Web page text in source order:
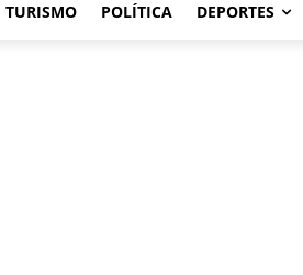
TURISMO POLÍTICA DEPORTES